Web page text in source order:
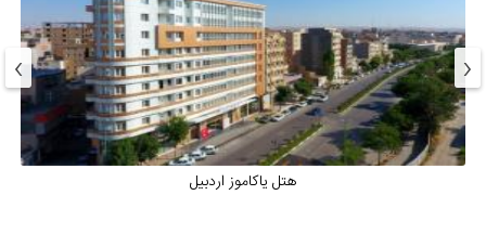
هتل یاکاموز اردبیل
‹
›